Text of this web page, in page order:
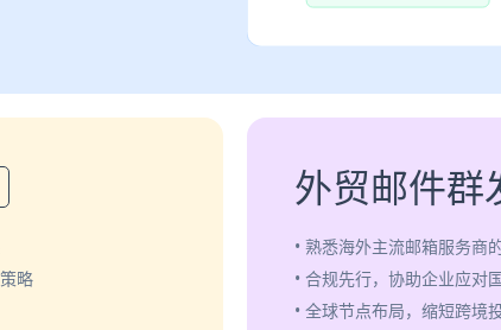
略
外贸邮件群
• 熟悉海外主流邮箱服务商
• 合规先行，协助企业应对
• 全球节点布局，缩短跨境